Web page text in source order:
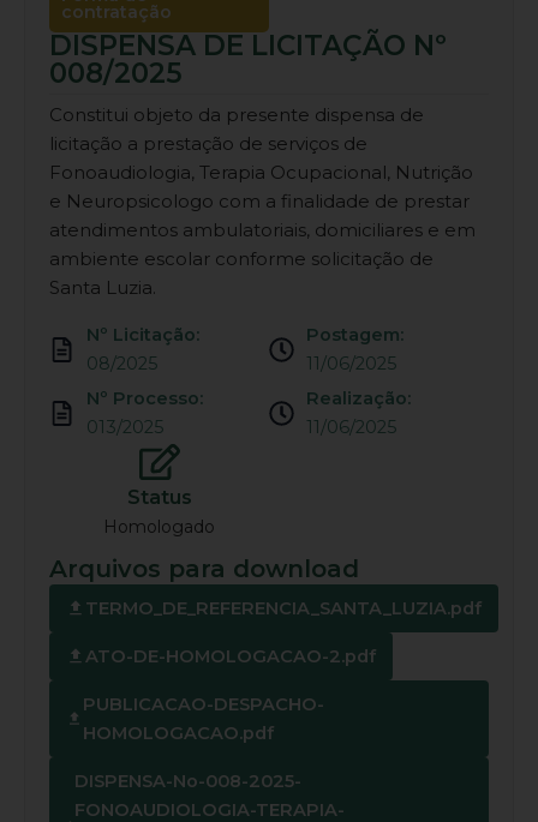
contratação
DISPENSA DE LICITAÇÃO Nº
008/2025
Constitui objeto da presente dispensa de
licitação a prestação de serviços de
Fonoaudiologia, Terapia Ocupacional, Nutrição
e Neuropsicologo com a finalidade de prestar
atendimentos ambulatoriais, domiciliares e em
ambiente escolar conforme solicitação de
Santa Luzia.
Nº Licitação:
08/2025
Nº Processo:
013/2025
Postagem:
11/06/2025
Realização:
11/06/2025
Status
Homologado
Arquivos para download
TERMO_DE_REFERENCIA_SANTA_LUZIA.pdf
ATO-DE-HOMOLOGACAO-2.pdf
PUBLICACAO-DESPACHO-
HOMOLOGACAO.pdf
DISPENSA-No-008-2025-
FONOAUDIOLOGIA-TERAPIA-